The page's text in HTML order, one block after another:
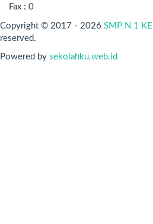
Fax : 0
Copyright © 2017 - 2026 SMP N 1
reserved.
Powered by sekolahku.web.id